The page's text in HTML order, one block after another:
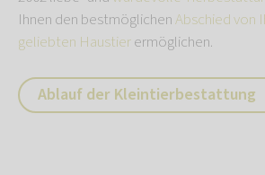
Ihnen den bestmöglichenAbschied von
geliebten Haustierermöglichen.
Ablauf der Kleintierbestattung